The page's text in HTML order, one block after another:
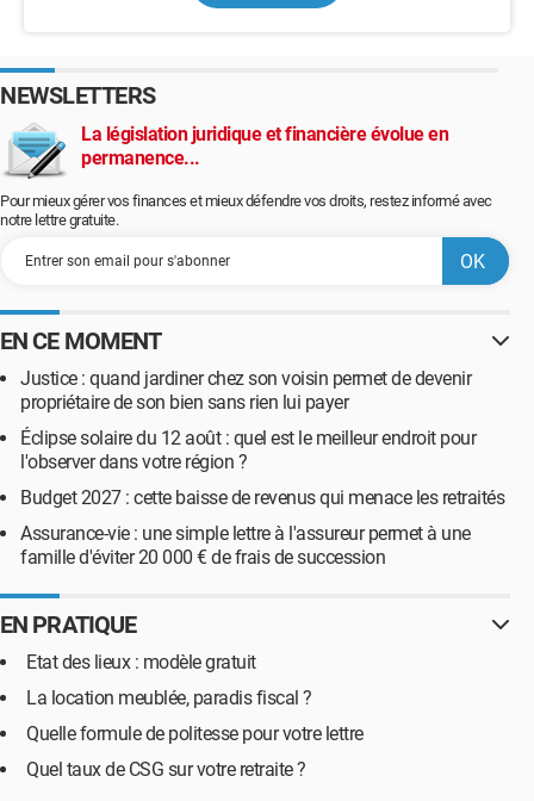
NEWSLETTERS
La législation juridique et financière évolue en
permanence...
Pour mieux gérer vos finances et mieux défendre vos droits, restez informé avec
notre lettre gratuite.
EN CE MOMENT
Justice : quand jardiner chez son voisin permet de devenir
propriétaire de son bien sans rien lui payer
Éclipse solaire du 12 août : quel est le meilleur endroit pour
l'observer dans votre région ?
Budget 2027 : cette baisse de revenus qui menace les retraités
Assurance-vie : une simple lettre à l'assureur permet à une
famille d'éviter 20 000 € de frais de succession
EN PRATIQUE
Etat des lieux : modèle gratuit
La location meublée, paradis fiscal ?
Quelle formule de politesse pour votre lettre
Quel taux de CSG sur votre retraite ?